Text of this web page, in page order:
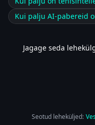
Kui palju AI-pabereid
Jagage seda
Seotud leheküljed: